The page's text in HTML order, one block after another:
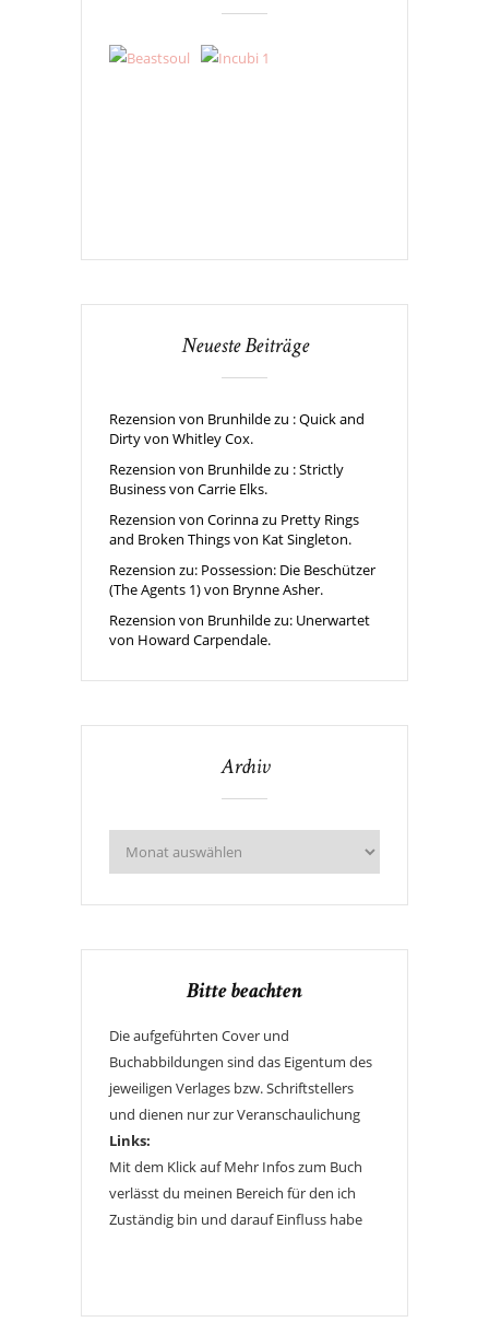
Neueste Beiträge
Rezension von Brunhilde zu : Quick and
Dirty von Whitley Cox.
Rezension von Brunhilde zu : Strictly
Business von Carrie Elks.
Rezension von Corinna zu Pretty Rings
and Broken Things von Kat Singleton.
Rezension zu: Possession: Die Beschützer
(The Agents 1) von Brynne Asher.
Rezension von Brunhilde zu: Unerwartet
von Howard Carpendale.
Archiv
Bitte beachten
Die aufgeführten Cover und
Buchabbildungen sind das Eigentum des
jeweiligen Verlages bzw. Schriftstellers
und dienen nur zur Veranschaulichung
Links:
Mit dem Klick auf Mehr Infos zum Buch
verlässt du meinen Bereich für den ich
Zuständig bin und darauf Einfluss habe